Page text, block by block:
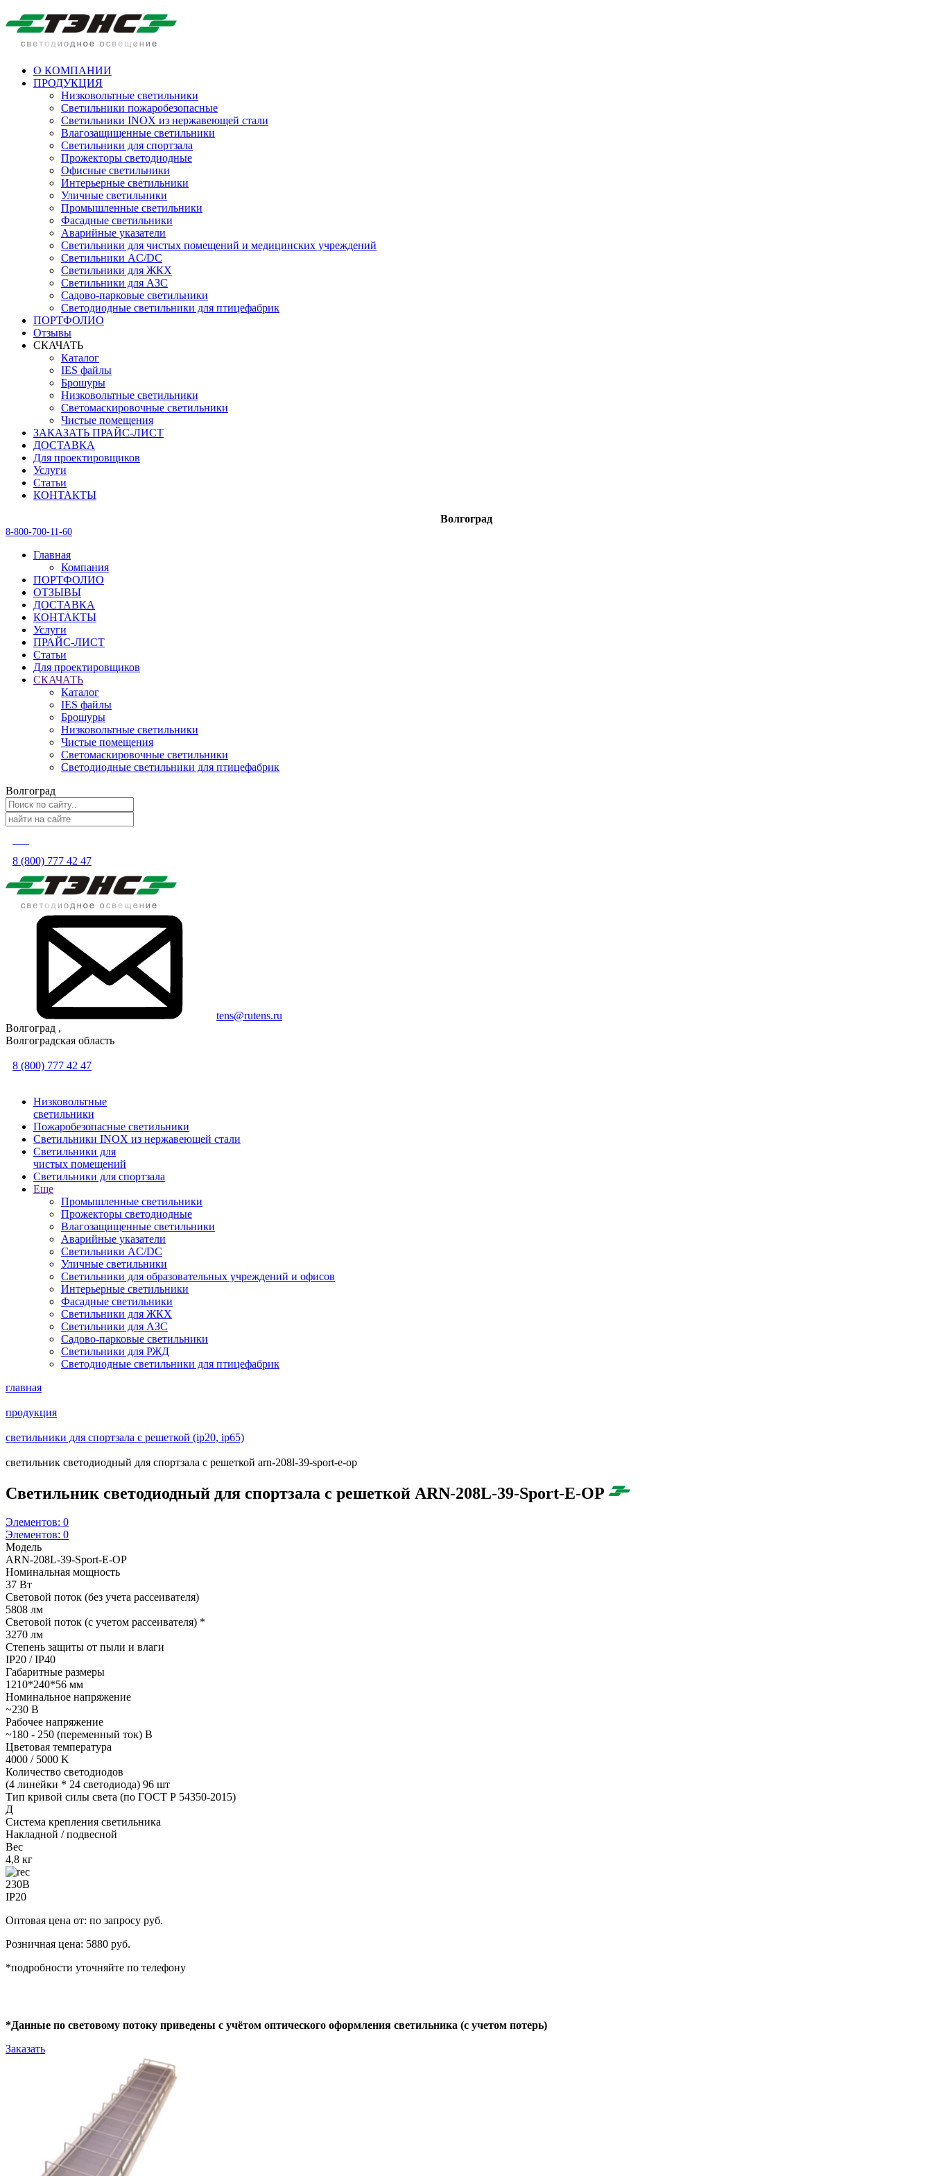
О КОМПАНИИ
ПРОДУКЦИЯ
Низковольтные светильники
Cветильники пожаробезопасные
Светильники INOX из нержавеющей стали
Влагозащищенные светильники
Светильники для спортзала
Прожекторы светодиодные
Офисные светильники
Интерьерные светильники
Уличные светильники
Промышленные светильники
Фасадные светильники
Аварийные указатели
Светильники для чистых помещений и медицинских учреждений
Светильники AC/DC
Светильники для ЖКХ
Светильники для АЗС
Садово-парковые светильники
Светодиодные светильники для птицефабрик
ПОРТФОЛИО
Отзывы
СКАЧАТЬ
Каталог
IES файлы
Брошуры
Низковольтные светильники
Светомаскировочные светильники
Чистые помещения
ЗАКАЗАТЬ ПРАЙС-ЛИСТ
ДОСТАВКА
Для проектировщиков
Услуги
Статьи
КОНТАКТЫ
Волгоград
8-800-700-11-60
Главная
Компания
ПОРТФОЛИО
ОТЗЫВЫ
ДОСТАВКА
КОНТАКТЫ
Услуги
ПРАЙС-ЛИСТ
Статьи
Для проектировщиков
СКАЧАТЬ
Каталог
IES файлы
Брошуры
Низковольтные светильники
Чистые помещения
Светомаскировочные светильники
Светодиодные светильники для птицефабрик
Волгоград
8 (800) 777 42 47
tens@rutens.ru
Волгоград ,
Волгоградская область
8 (800) 777 42 47
Низковольтные
светильники
Пожаробезопасные светильники
Светильники INOX из нержавеющей стали
Светильники для
чистых помещений
Светильники для спортзала
Еще
Промышленные светильники
Прожекторы светодиодные
Влагозащищенные светильники
Аварийные указатели
Светильники AC/DC
Уличные светильники
Светильники для образовательных учреждений и офисов
Интерьерные светильники
Фасадные светильники
Светильники для ЖКХ
Светильники для АЗС
Садово-парковые светильники
Светильники для РЖД
Светодиодные светильники для птицефабрик
главная
продукция
светильники для спортзала с решеткой (ip20, ip65)
светильник светодиодный для спортзала с решеткой arn-208l-39-sport-e-op
Светильник светодиодный для спортзала с решеткой ARN-208L-39-Sport-E-OP
Элементов: 0
Элементов: 0
Модель
ARN-208L-39-Sport-E-OP
Номинальная мощность
37 Вт
Световой поток (без учета рассеивателя)
5808 лм
Световой поток (с учетом рассеивателя) *
3270 лм
Степень защиты от пыли и влаги
IP20 / IP40
Габаритные размеры
1210*240*56 мм
Номинальное напряжение
~230 В
Рабочее напряжение
~180 - 250 (переменный ток) В
Цветовая температура
4000 / 5000 K
Количество светодиодов
(4 линейки * 24 светодиода) 96 шт
Тип кривой силы света (по ГОСТ Р 54350-2015)
Д
Система крепления светильника
Накладной / подвесной
Вес
4,8 кг
230В
IP20
Оптовая цена от: по запросу руб.
Розничная цена: 5880 руб.
*подробности уточняйте по телефону
*Данные по световому потоку приведены с учётом оптического оформления светильника (с учетом потерь)
Заказать